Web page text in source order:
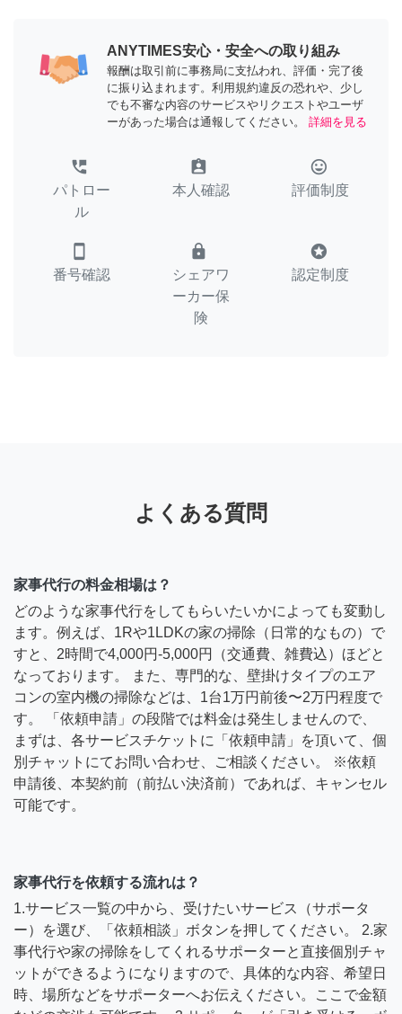
ANYTIMES安心・安全への取り組み
報酬は取引前に事務局に支払われ、評価・完了後
に振り込まれます。利用規約違反の恐れや、少し
でも不審な内容のサービスやリクエストやユーザ
ーがあった場合は通報してください。
詳細を見る
perm_phone_msg
パトロー
ル
assignment_ind
本人確認
tag_faces
評価制度
smartphone
番号確認
lock
シェアワ
ーカー保
険
stars
認定制度
よくある質問
家事代行の料金相場は？
どのような家事代行をしてもらいたいかによっても変動し
ます。例えば、1Rや1LDKの家の掃除（日常的なもの）で
すと、2時間で4,000円-5,000円（交通費、雑費込）ほどと
なっております。 また、専門的な、壁掛けタイプのエア
コンの室内機の掃除などは、1台1万円前後〜2万円程度で
す。 「依頼申請」の段階では料金は発生しませんので、
まずは、各サービスチケットに「依頼申請」を頂いて、個
別チャットにてお問い合わせ、ご相談ください。 ※依頼
申請後、本契約前（前払い決済前）であれば、キャンセル
可能です。
家事代行を依頼する流れは？
1.サービス一覧の中から、受けたいサービス（サポータ
ー）を選び、「依頼相談」ボタンを押してください。 2.家
事代行や家の掃除をしてくれるサポーターと直接個別チャ
ットができるようになりますので、具体的な内容、希望日
時、場所などをサポーターへお伝えください。ここで金額